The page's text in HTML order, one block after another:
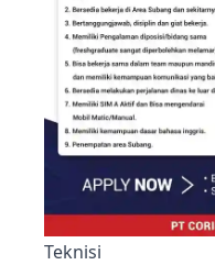
Teknisi